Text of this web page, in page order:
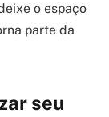
o espaço
parte da
seu